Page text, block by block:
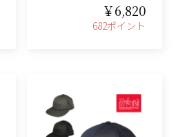
￥6,820
682ポイント